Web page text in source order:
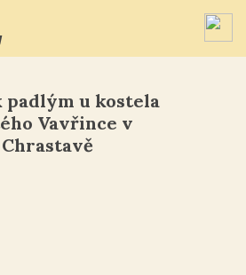
padlým u kostela
Vavřince v
Chrastavě